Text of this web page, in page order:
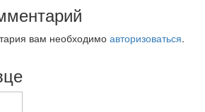
вам необходимо авторизоваться.